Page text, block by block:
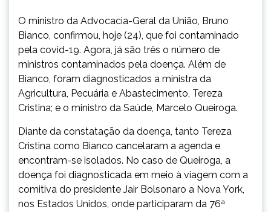
O ministro da Advocacia-Geral da União, Bruno
Bianco, confirmou, hoje (24), que foi contaminado
pela covid-19. Agora, já são três o número de
ministros contaminados pela doença. Além de
Bianco, foram diagnosticados a ministra da
Agricultura, Pecuária e Abastecimento, Tereza
Cristina; e o ministro da Saúde, Marcelo Queiroga.
Diante da constatação da doença, tanto Tereza
Cristina como Bianco cancelaram a agenda e
encontram-se isolados. No caso de Queiroga, a
doença foi diagnosticada em meio à viagem com a
comitiva do presidente Jair Bolsonaro a Nova York,
nos Estados Unidos, onde participaram da 76ª